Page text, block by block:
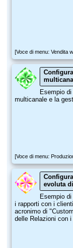
[Voce di menu: Vendita
Esempio
multicanale e la
[Voce di menu:
evoluta
Esempio
i rapporti con i
acronimo di
delle Relazioni con i